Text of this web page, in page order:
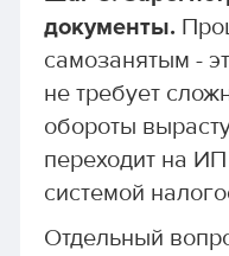
документы.
самозанятым -
не требует
обороты
переходит на
системой
Отдельный